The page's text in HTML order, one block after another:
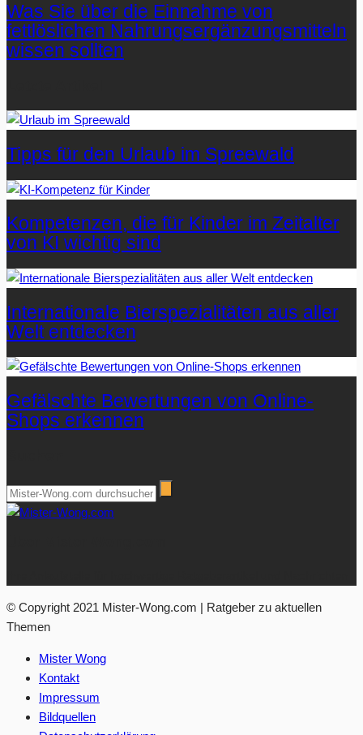
Was Sie über die Einnahme von
fettlöslichen Nahrungsergänzungsmitteln
wissen sollten
Tipps für den Urlaub im Spreewald
Kompetenzen, die für Kinder im Zeitalter
von KI wichtig sind
Internationale Bierspezialitäten aus aller
Welt entdecken
Gefälschte Bewertungen von Online-
Shops erkennen
© Copyright 2021 Mister-Wong.com | Ratgeber zu aktuellen
Themen
Mister Wong
Kontakt
Impressum
Bildquellen